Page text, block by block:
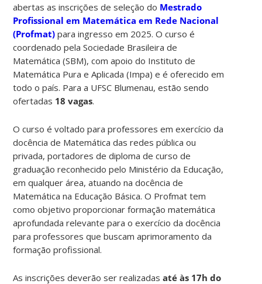
abertas as inscrições de seleção do Mestrado
Profissional em Matemática em Rede Nacional
(Profmat) para ingresso em 2025. O curso é
coordenado pela Sociedade Brasileira de
Matemática (SBM), com apoio do Instituto de
Matemática Pura e Aplicada (Impa) e é oferecido em
todo o país. Para a UFSC Blumenau, estão sendo
ofertadas 18 vagas.
O curso é voltado para professores em exercício da
docência de Matemática das redes pública ou
privada, portadores de diploma de curso de
graduação reconhecido pelo Ministério da Educação,
em qualquer área, atuando na docência de
Matemática na Educação Básica. O Profmat tem
como objetivo proporcionar formação matemática
aprofundada relevante para o exercício da docência
para professores que buscam aprimoramento da
formação profissional.
As inscrições deverão ser realizadas até às 17h do